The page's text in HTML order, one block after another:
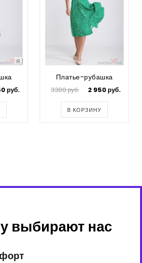
руб.
Платье-рубашка
3300 руб. 2 950 руб.
В КОРЗИНУ
выбирают нас